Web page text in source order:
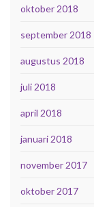
oktober 2018
september 2018
augustus 2018
juli 2018
april 2018
januari 2018
november 2017
oktober 2017